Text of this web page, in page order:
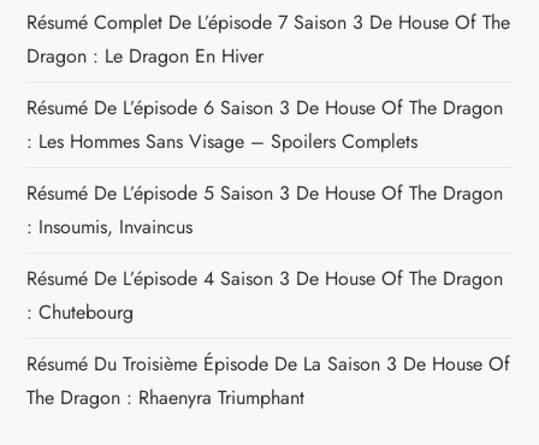
Résumé Complet De L’épisode 7 Saison 3 De House Of The
Dragon : Le Dragon En Hiver
Résumé De L’épisode 6 Saison 3 De House Of The Dragon
: Les Hommes Sans Visage – Spoilers Complets
Résumé De L’épisode 5 Saison 3 De House Of The Dragon
: Insoumis, Invaincus
Résumé De L’épisode 4 Saison 3 De House Of The Dragon
: Chutebourg
Résumé Du Troisième Épisode De La Saison 3 De House Of
The Dragon : Rhaenyra Triumphant